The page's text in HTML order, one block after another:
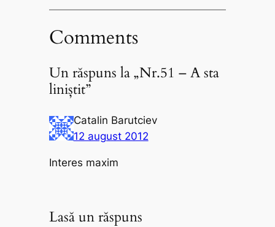
Comments
Un răspuns la „Nr.51 – A sta
liniștit”
Catalin Barutciev
12 august 2012
Interes maxim
Lasă un răspuns